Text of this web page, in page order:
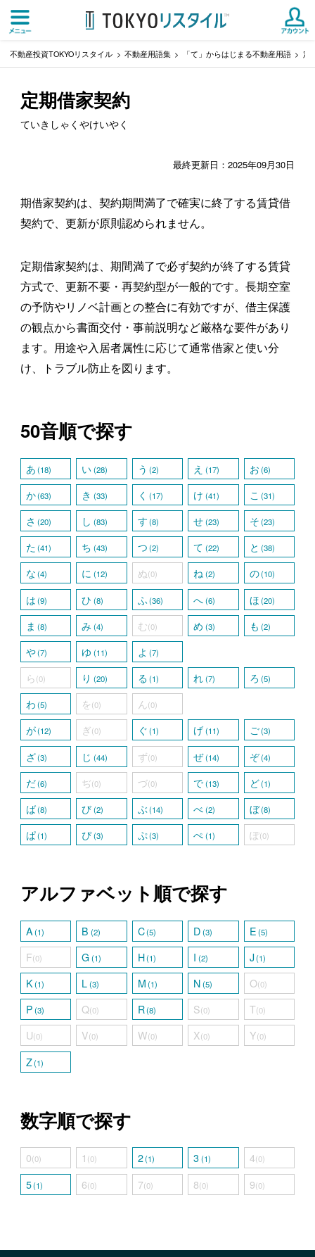
不動産投資TOKYOリスタイル 不動産用語集 「て」からはじまる不動産用語 定
定期借家契約
ていきしゃくやけいやく
最終更新日：2025年09月30日
期借家契約は、契約期間満了で確実に終了する賃貸借
契約で、更新が原則認められません。
定期借家契約は、期間満了で必ず契約が終了する賃貸
方式で、更新不要・再契約型が一般的です。長期空室
の予防やリノベ計画との整合に有効ですが、借主保護
の観点から書面交付・事前説明など厳格な要件があり
ます。用途や入居者属性に応じて通常借家と使い分
け、トラブル防止を図ります。
50音順で探す
あ(18) い(28) う (2) え (17) お (6)
か(63) き (33) く (17) け (41) こ (31)
さ (20) し (83) す (8) せ(23) そ (23)
た(41) ち (43) つ (2) て (22) と (38)
な(4) に (12) ぬ(0) ね(2) の(10)
は(9) ひ (8) ふ (36) へ(6) ほ (20)
ま (8) み(4) む(0) め (3) も (2)
や(7) ゆ (11) よ (7)
ら(0) り (20) る (1) れ(7) ろ (5)
わ(5) を(0) ん(0)
が(12) ぎ(0) ぐ (1) げ(11) ご(3)
ざ(3) じ (44) ず(0) ぜ(14) ぞ(4)
だ(6) ぢ(0) づ(0) で(13) ど(1)
ば(8) び(2) ぶ (14) べ(2) ぼ(8)
ぱ(1) ぴ(3) ぷ(3) ぺ(1) ぽ(0)
アルファベット順で探す
A(1) B (2) C(5) D(3) E (5)
F(0) G(1) H(1) I (2) J (1)
K(1) L(3) M (1) N(5) O(0)
P(3) Q(0) R(8) S(0) T(0)
U(0) V(0) W(0) X(0) Y(0)
Z(1)
数字順で探す
0(0) 1 (0) 2(1) 3(1) 4(0)
5(1) 6(0) 7(0) 8(0) 9(0)